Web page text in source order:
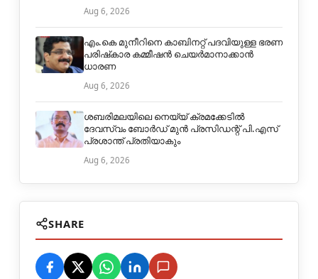
Aug 6, 2026
എം.കെ മുനീറിനെ കാബിനറ്റ് പദവിയുള്ള ഭരണ
പരിഷ്‌കാര കമ്മീഷന്‍ ചെയര്‍മാനാക്കാന്‍
ധാരണ
Aug 6, 2026
ശബരിമലയിലെ നെയ്യ് ക്രമക്കേടില്‍
ദേവസ്വം ബോര്‍ഡ് മുന്‍ പ്രസിഡന്റ് പി.എസ്
പ്രശാന്ത് പ്രതിയാകും
Aug 6, 2026
SHARE